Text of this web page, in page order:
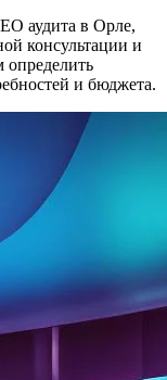
аудита в Орле,
консультации и
и бюджета.